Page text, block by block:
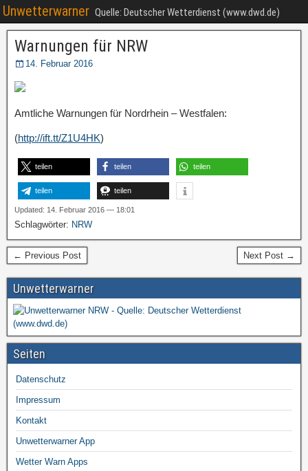
Unwetterwarner Quelle: Deutscher Wetterdienst (www.dwd.de)
Warnungen für NRW
14. Februar 2016
Amtliche Warnungen für Nordrhein – Westfalen:
(http://ift.tt/Z1U4HK)
teilen teilen teilen
teilen teilen
Updated: 14. Februar 2016 — 18:01
Schlagwörter: NRW
← Previous Post Next Post →
Unwetterwarner
Seiten
Datenschutz
Impressum
Kontakt
Unwetterwarner App
Wetter Warn Apps